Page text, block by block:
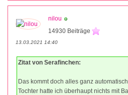
nilou
14930 Beiträge
13.03.2021 14:40
Zitat von Serafinchen:
Das kommt doch alles ganz
Tochter hatte ich überhaupt nichts mit